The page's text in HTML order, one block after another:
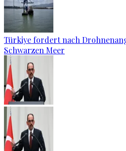
Türkiye fordert nach
Schwarzen Meer